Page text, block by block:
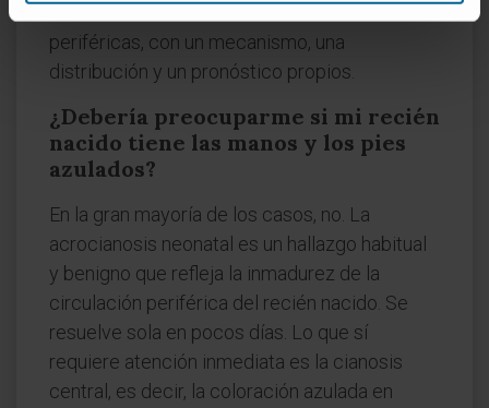
periféricas, con un mecanismo, una
distribución y un pronóstico propios.
¿Debería preocuparme si mi recién
nacido tiene las manos y los pies
azulados?
En la gran mayoría de los casos, no. La
acrocianosis neonatal es un hallazgo habitual
y benigno que refleja la inmadurez de la
circulación periférica del recién nacido. Se
resuelve sola en pocos días. Lo que sí
requiere atención inmediata es la cianosis
central, es decir, la coloración azulada en